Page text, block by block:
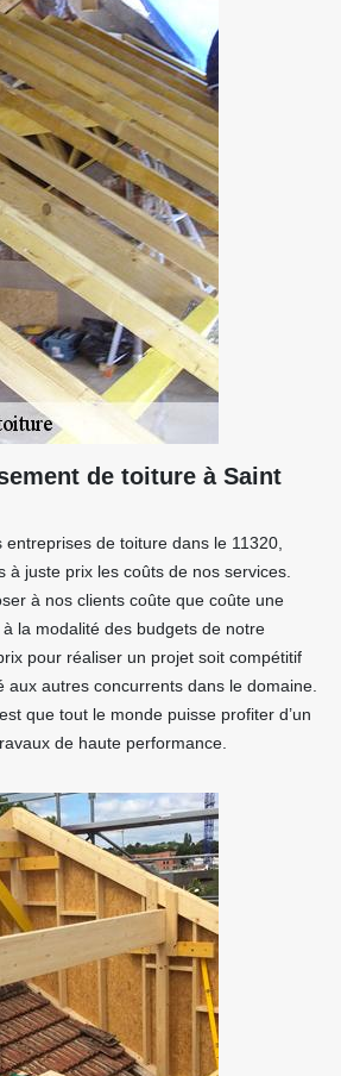
de toiture à Saint
de toiture dans le 11320,
à juste prix les coûts de nos services.
à nos clients coûte que coûte une
la modalité des budgets de notre
pour réaliser un projet soit compétitif
aux autres concurrents dans le domaine.
que tout le monde puisse profiter d’un
de haute performance.